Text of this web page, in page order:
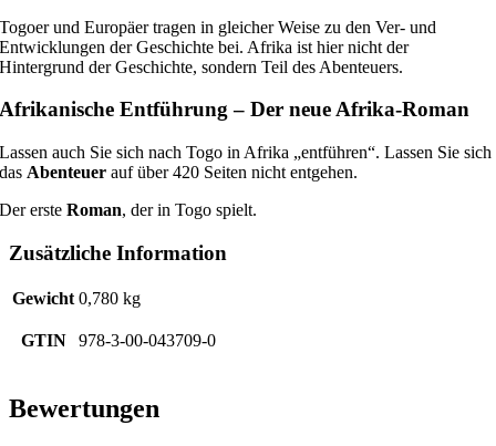
Togoer und Europäer tragen in gleicher Weise zu den Ver- und
Entwicklungen der Geschichte bei. Afrika ist hier nicht der
Hintergrund der Geschichte, sondern Teil des Abenteuers.
Afrikanische Entführung – Der neue Afrika-Roman
Lassen auch Sie sich nach Togo in Afrika „entführen“. Lassen Sie sich
das Abenteuer auf über 420 Seiten nicht entgehen.
Der ersteRoman, der in Togo spielt.
Zusätzliche Information
Gewicht 0,780 kg
GTIN 978-3-00-043709-0
Bewertungen